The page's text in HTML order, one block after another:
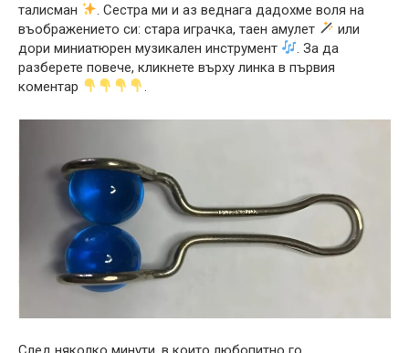
талисман
. Сестра ми и аз веднага дадохме воля на
въображението си: стара играчка, таен амулет
или
дори миниатюрен музикален инструмент
. За да
разберете повече, кликнете върху линка в първия
коментар